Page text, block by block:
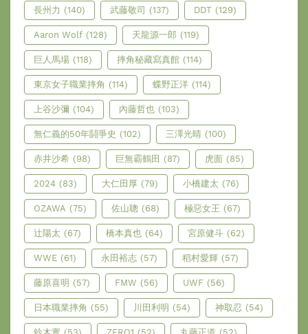
長州力 (140) 武藤敬司 (137) DDT (129)
Aaron Wolf (128) 天龍源一郎 (119)
巨人馬場 (118) 摔角秘藏寫真館 (114)
東京女子職業摔角 (114) 蝶野正洋 (114)
上谷沙彌 (104) 內藤哲也 (103)
無仁義的50年鬪爭史 (102) 三澤光晴 (100)
赤井沙希 (98) 巨無霸鶴田 (87) 虎面 (85)
2024 (83) 大仁田厚 (79) 小橋建太 (76)
OZAWA (75) 佐山聰 (68) 極惡女王 (67)
辻陽太 (67) 橋本真也 (64) 宮原健斗 (62)
WWE (61) 永田裕志 (57) 稻村愛輝 (57)
藤原喜明 (57) FMW (56) UWF (56)
日本職業摔角 (55) 川田利明 (54) 神取忍 (54)